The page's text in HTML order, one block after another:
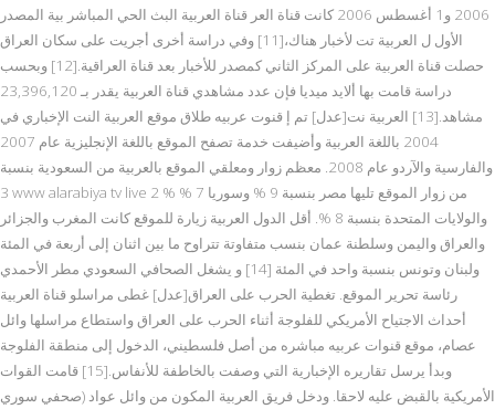
2006 و1 أغسطس 2006 كانت قناة العر قناة العربية البث الحي المباشر بية المصدر
الأول ل العربية تت لأخبار هناك،[11] وفي دراسة أخرى أجريت على سكان العراق
حصلت قناة العربية على المركز الثاني كمصدر للأخبار بعد قناة العراقية.[12] وبحسب
دراسة قامت بها ألايد ميديا فإن عدد مشاهدي قناة العربية يقدر بـ 23,396,120
مشاهد.[13] العربية نت[عدل] تم إ قنوت عربيه طلاق موقع العربية النت الإخباري في
2004 باللغة العربية وأضيفت خدمة تصفح الموقع باللغة الإنجليزية عام 2007
والفارسية والآردو عام 2008. معظم زوار ومعلقي الموقع بالعربية من السعودية بنسبة
3 www alarabiya tv live 2 % من زوار الموقع تليها مصر بنسبة 9 % وسوريا 7 %
والولايات المتحدة بنسبة 8 %. أقل الدول العربية زيارة للموقع كانت المغرب والجزائر
والعراق واليمن وسلطنة عمان بنسب متفاوتة تتراوح ما بين اثنان إلى أربعة في المئة
ولبنان وتونس بنسبة واحد في المئة [14] و يشغل الصحافي السعودي مطر الأحمدي
رئاسة تحرير الموقع. تغطية الحرب على العراق[عدل] غطى مراسلو قناة العربية
أحداث الاجتياح الأمريكي للفلوجة أثناء الحرب على العراق واستطاع مراسلها وائل
عصام، موقع قنوات عربيه مباشره من أصل فلسطيني، الدخول إلى منطقة الفلوجة
وبدأ يرسل تقاريره الإخبارية التي وصفت بالخاطفة للأنفاس.[15] قامت القوات
الأمريكية بالقبض عليه لاحقا. ودخل فريق العربية المكون من وائل عواد (صحفي سوري